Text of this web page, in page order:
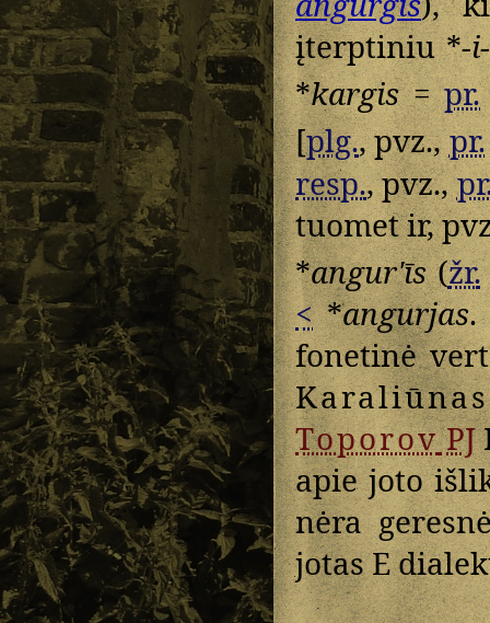
įterptiniu *-i-
*kargis = pr.
[plg., pvz.,pr.
resp., pvz.,
tuomet ir,
*angurʹīs(žr.
<*angurjas.
fonetinė
Karaliūnas
ToporovPJ
apie joto
nėra
jotas E